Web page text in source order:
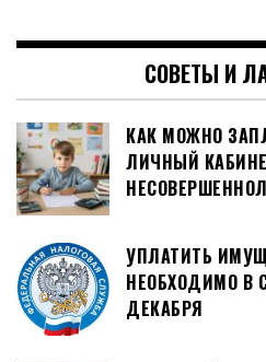
СОВЕТЫ И
КАК МОЖНО
ЛИЧНЫЙ
УПЛАТИТЬ
НЕОБХОДИМО В
ДЕКАБРЯ